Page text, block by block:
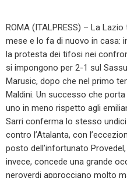
ROMA (ITALPRESS) – La
mese e lo fa di nuovo in casa:
la protesta dei tifosi nei
si impongono per 2-1 sul
Marusic, dopo che nel primo
Maldini. Un successo che
uno in meno rispetto agli
Sarri conferma lo stesso
contro l’Atalanta, con
posto dell’infortunato
invece, concede una grande
neroverdi approcciano molto